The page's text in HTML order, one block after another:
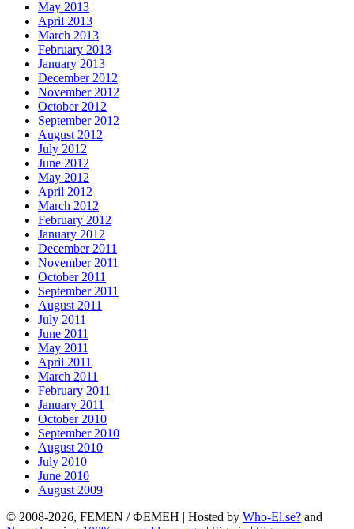
May 2013
April 2013
March 2013
February 2013
January 2013
December 2012
November 2012
October 2012
September 2012
August 2012
July 2012
June 2012
May 2012
April 2012
March 2012
February 2012
January 2012
December 2011
November 2011
October 2011
September 2011
August 2011
July 2011
June 2011
May 2011
April 2011
March 2011
February 2011
January 2011
October 2010
September 2010
August 2010
July 2010
June 2010
August 2009
© 2008-2026, FEMEN / ФЕМЕН | Hosted by Who-El.se? and